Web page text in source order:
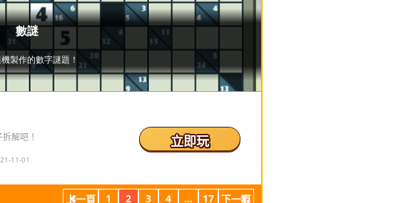
解吧！
11-01
立即玩
上一頁 1 2 3 4 ... 17 下一頁